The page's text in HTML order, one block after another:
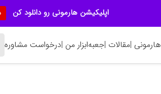
هارمونی |مقالات |جعبه‌ابزار من |درخواست مشاوره
اپلیکیشن هارمونی رو دانلود کن